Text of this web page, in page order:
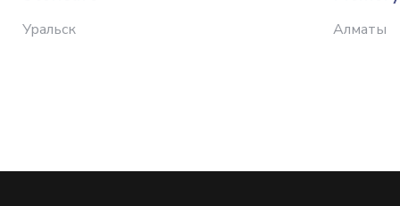
Уральск Алматы